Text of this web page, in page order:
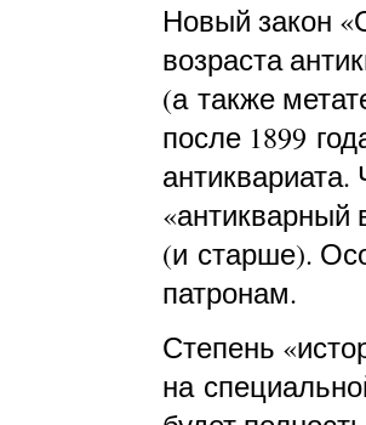
Новый закон
возраста
(а также
после 1899
антиквариата.
«антикварный
(и старше).
патронам.
Степень
на